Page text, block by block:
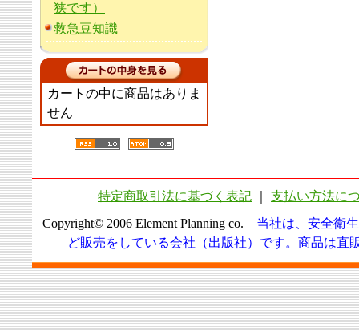
狭です）
救急豆知識
カートの中に商品はありま
せん
特定商取引法に基づく表記
支払い方法に
Copyright© 2006 Element Planning co. 当社は、安全衛
ど販売をしている会社（出版社）です。商品は直